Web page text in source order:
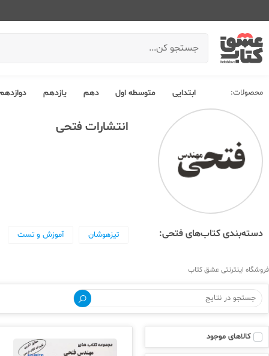
محصولات: ابتدایی متوسطه اول دهم یازدهم
انتشارات فتحی
دسته‌بندی کتاب‌های فتحی: تیزهوشان آموزش و تست
فروشگاه اینترنتی عشق کتاب
کالاهای موجود